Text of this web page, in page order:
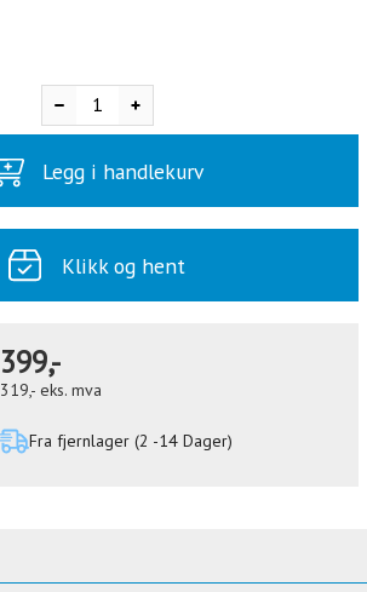
Legg i handlekurv
Klikk og hent
399,-
319,- eks. mva
Fra fjernlager (2 -14 Dager)